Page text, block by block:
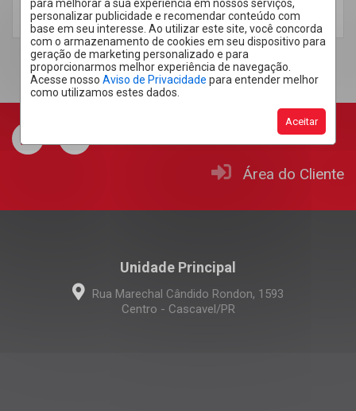
para melhorar a sua experiência em nossos serviços,
personalizar publicidade e recomendar conteúdo com
base em seu interesse. Ao utilizar este site, você concorda
com o armazenamento de cookies em seu dispositivo para
geração de marketing personalizado e para
proporcionarmos melhor experiência de navegação.
Acesse nosso Aviso de Privacidade para entender melhor
como utilizamos estes dados.
Aceitar
LEIA MAIS
Área do Cliente
Unidade Principal
Rua Marechal Cândido Rondon, 1593
Centro - Cascavel/PR